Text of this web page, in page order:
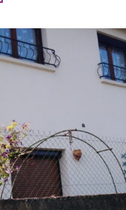
voir le
bien